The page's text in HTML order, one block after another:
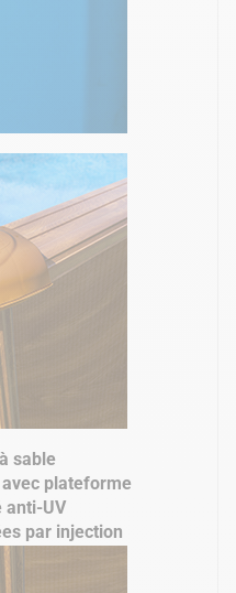
sable
plateforme
anti-UV
par injection